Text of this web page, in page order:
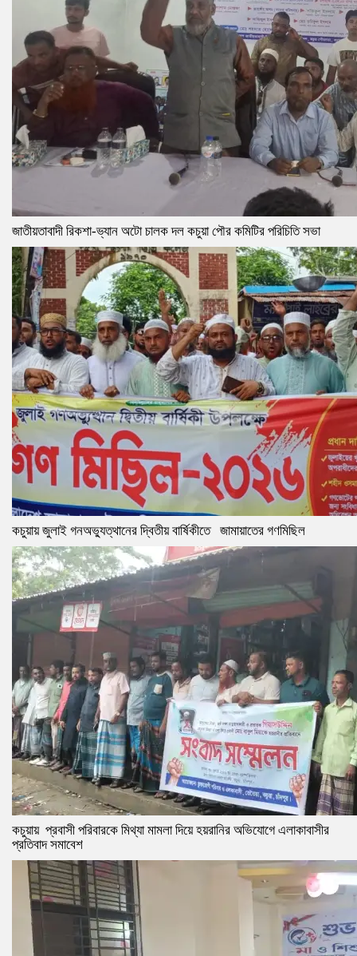
জাতীয়তাবাদী রিকশা-ভ্যান অটো চালক দল কচুয়া পৌর কমিটির পরিচিতি সভা
কচুয়ায় জুলাই গনঅভ্যুত্থানের দ্বিতীয় বার্ষিকীতে জামায়াতের গণমিছিল
কচুয়ায় প্রবাসী পরিবারকে মিথ্যা মামলা দিয়ে হয়রানির অভিযোগে এলাকাবাসীর
প্রতিবাদ সমাবেশ